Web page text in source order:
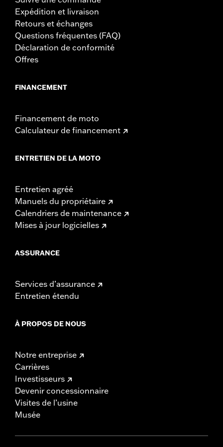
Expédition et livraison
Retours et échanges
Questions fréquentes (FAQ)
Déclaration de conformité
Offres
FINANCEMENT
Financement de moto
Calculateur de financement
ENTRETIEN DE LA MOTO
Entretien agréé
Manuels du propriétaire
Calendriers de maintenance
Mises à jour logicielles
ASSURANCE
Services d’assurance
Entretien étendu
À PROPOS DE NOUS
Notre entreprise
Carrières
Investisseurs
Devenir concessionnaire
Visites de l’usine
Musée